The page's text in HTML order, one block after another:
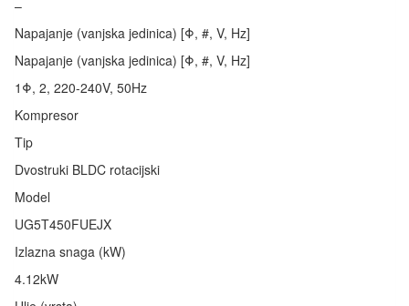
–
Napajanje (vanjska jedinica) [Φ, #, V, Hz]
Napajanje (vanjska jedinica) [Φ, #, V, Hz]
1Φ, 2, 220-240V, 50Hz
Kompresor
Tip
Dvostruki BLDC rotacijski
Model
UG5T450FUEJX
Izlazna snaga (kW)
4.12kW